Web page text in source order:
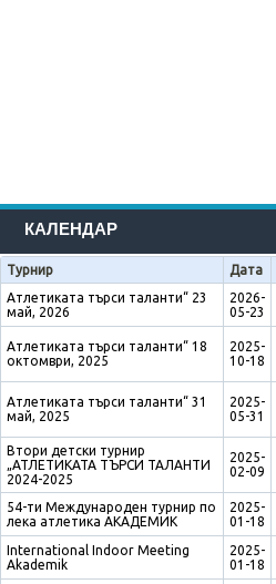
КАЛЕНДАР
Турнир Дата
Атлетиката търси таланти“ 23
май, 2026
2026-
05-23
Атлетиката търси таланти“ 18
октомври, 2025
2025-
10-18
Атлетиката търси таланти“ 31
май, 2025
2025-
05-31
Втори детски турнир
„АТЛЕТИКАТА ТЪРСИ ТАЛАНТИ
2024-2025
2025-
02-09
54-ти Международен турнир по
лека атлетика АКАДЕМИК
2025-
01-18
International Indoor Meeting
Akademik
2025-
01-18